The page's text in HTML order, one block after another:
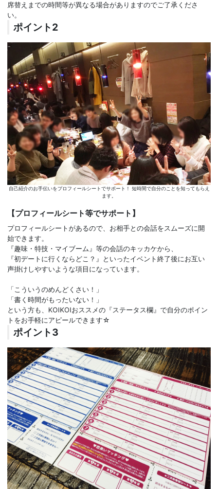
席替えまでの時間等が異なる場合がありますのでご了承くださ
い。
ポイント2
自己紹介のお手伝いをプロフィールシートでサポート！ 短時間で自分のことを知ってもらえ
ます。
【プロフィールシート等でサポート】
プロフィールシートがあるので、お相手との会話をスムーズに開
始できます。
『趣味・特技・マイブーム』等の会話のキッカケから、
『初デートに行くならどこ？』といったイベント終了後にお互い
声掛けしやすいような項目になっています。
「こういうのめんどくさい！」
「書く時間がもったいない！」
という方も、KOIKOIおススメの『ステータス欄』で自分のポイン
トをお手軽にアピールできます☆
ポイント3